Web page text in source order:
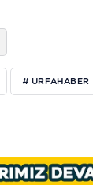
# URFAHABER